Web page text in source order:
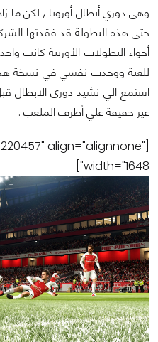
وهي دوري أبطال أوروبا , لكن ما
أجواء البطولات الأوربية كانت
للعبة ووجدت نفسي في نسخة
استمع الي نشيد دوري الابطال
غير حقيقة علي أطرف الملعب .
align="alignnone"
width="1648"]